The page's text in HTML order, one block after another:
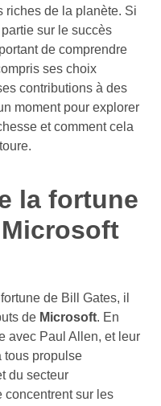
riches de la planète. Si
sur le succès
de comprendre
ses choix
contributions à des
moment pour explorer
et comment cela
la fortune
de Bill Gates, il
de Microsoft. En
avec Paul Allen, et leur
tous propulse
du secteur
concentrent sur les